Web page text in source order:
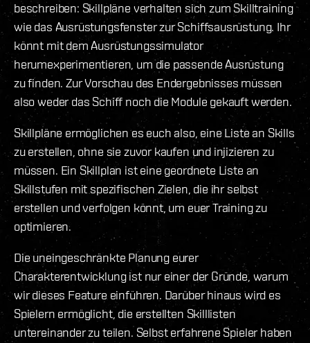
beschreiben: Skillpläne verhalten sich zum Skilltraining
wie das Ausrüstungsfenster zur Schiffsausrüstung. Ihr
könnt mit dem Ausrüstungssimulator
herumexperimentieren, um die passende Ausrüstung
zu finden. Zur Vorschau des Endergebnisses müssen
also weder das Schiff noch die Module gekauft werden.
Skillpläne ermöglichen es euch also, eine Liste an Skills
zu erstellen, ohne sie zuvor kaufen und injizieren zu
müssen. Ein Skillplan ist eine geordnete Liste an
Skillstufen mit spezifischen Zielen, die ihr selbst
erstellen und verfolgen könnt, um euer Training zu
optimieren.
Die uneingeschränkte Planung eurer
Charakterentwicklung ist nur einer der Gründe, warum
wir dieses Feature einführen. Darüber hinaus wird es
Spielern ermöglicht, die erstellten Skilllisten
untereinander zu teilen. Selbst erfahrene Spieler haben